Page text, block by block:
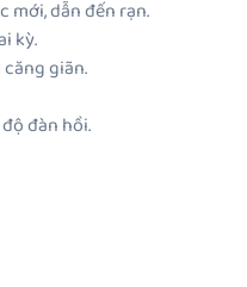
dẫn đến rạn.
kỳ.
giãn.
đàn hồi.